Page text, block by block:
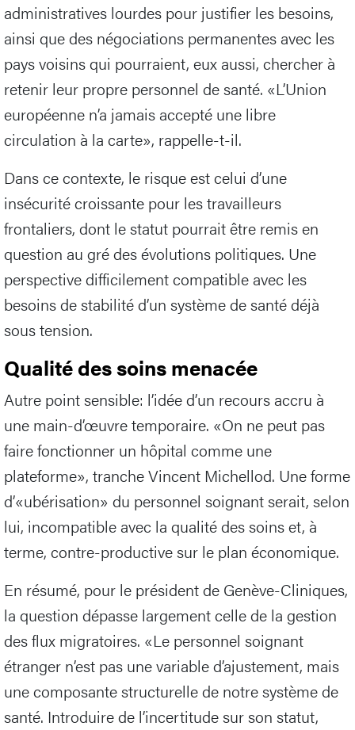
administratives lourdes pour justifier les besoins,
ainsi que des négociations permanentes avec les
pays voisins qui pourraient, eux aussi, chercher à
retenir leur propre personnel de santé. «L’Union
européenne n’a jamais accepté une libre
circulation à la carte», rappelle-t-il.
Dans ce contexte, le risque est celui d’une
insécurité croissante pour les travailleurs
frontaliers, dont le statut pourrait être remis en
question au gré des évolutions politiques. Une
perspective difficilement compatible avec les
besoins de stabilité d’un système de santé déjà
sous tension.
Qualité des soins menacée
Autre point sensible: l’idée d’un recours accru à
une main-d’œuvre temporaire. «On ne peut pas
faire fonctionner un hôpital comme une
plateforme», tranche Vincent Michellod. Une forme
d’«ubérisation» du personnel soignant serait, selon
lui, incompatible avec la qualité des soins et, à
terme, contre-productive sur le plan économique.
En résumé, pour le président de Genève-Cliniques,
la question dépasse largement celle de la gestion
des flux migratoires. «Le personnel soignant
étranger n’est pas une variable d’ajustement, mais
une composante structurelle de notre système de
santé. Introduire de l’incertitude sur son statut,